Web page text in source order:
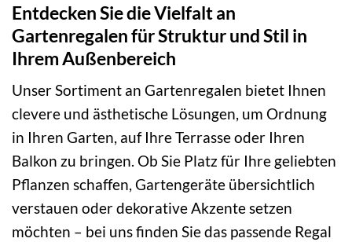
Entdecken Sie die Vielfalt an
Gartenregalen für Struktur und Stil in
Ihrem Außenbereich
Unser Sortiment an Gartenregalen bietet Ihnen
clevere und ästhetische Lösungen, um Ordnung
in Ihren Garten, auf Ihre Terrasse oder Ihren
Balkon zu bringen. Ob Sie Platz für Ihre geliebten
Pflanzen schaffen, Gartengeräte übersichtlich
verstauen oder dekorative Akzente setzen
möchten – bei uns finden Sie das passende Regal